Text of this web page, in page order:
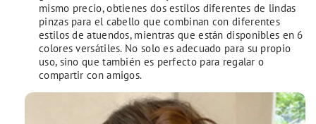
mismo precio, obtienes dos estilos diferentes de lindas
pinzas para el cabello que combinan con diferentes
estilos de atuendos, mientras que están disponibles en 6
colores versátiles. No solo es adecuado para su propio
uso, sino que también es perfecto para regalar o
compartir con amigos.